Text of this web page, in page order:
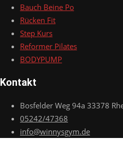
Bauch Beine Po
Rücken Fit
Step Kurs
Reformer Pilates
BODYPUMP
Kontakt
Bosfelder Weg 94a 33378
05242/47368
info@winnysgym.de